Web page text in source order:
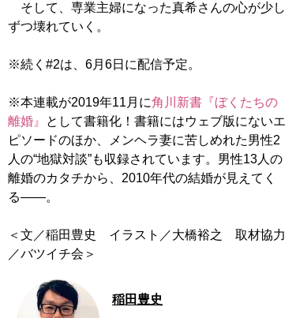
そして、専業主婦になった真希さんの心が少し
ずつ壊れていく。
※続く#2は、6月6日に配信予定。
※本連載が2019年11月に角川新書『ぼくたちの
離婚』
として書籍化！書籍にはウェブ版にないエ
ピソードのほか、メンヘラ妻に苦しめれた男性2
人の“地獄対談”も収録されています。男性13人の
離婚のカタチから、2010年代の結婚が見えてく
る――。
＜文／稲田豊史 イラスト／大橋裕之 取材協力
／バツイチ会＞
稲田豊史